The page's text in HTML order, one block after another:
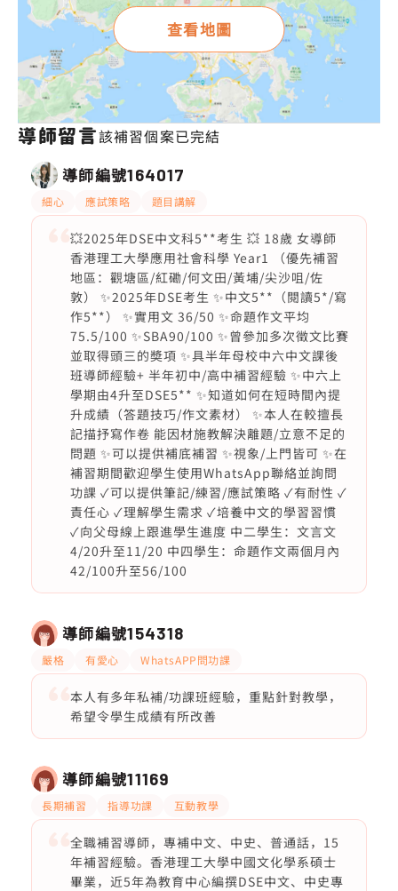
查看地圖
導師留言該補習個案已完結
導師編號164017
細心 應試策略 題目講解
💥2025年DSE中文科5**考生 💥 18歲 女導師
香港理工大學應用社會科學 Year1 （優先補習
地區：觀塘區/紅磡/何文田/黃埔/尖沙咀/佐
敦） ✨2025年DSE考生 ✨中文5**（閱讀5*/寫
作5**） ✨實用文 36/50 ✨命題作文平均
75.5/100 ✨SBA90/100 ✨曾參加多次徵文比賽
並取得頭三的奬項 ✨具半年母校中六中文課後
班導師經驗+ 半年初中/高中補習經驗 ✨中六上
學期由4升至DSE5** ✨知道如何在短時間內提
升成績（答題技巧/作文素材） ✨本人在較擅長
記描抒寫作卷 能因材施教解決離題/立意不足的
問題 ✨可以提供補底補習 ✨視象/上門皆可 ✨在
補習期間歡迎學生使用WhatsApp聯絡並詢問
功課 ✓可以提供筆記/練習/應試策略 ✓有耐性 ✓
責任心 ✓理解學生需求 ✓培養中文的學習習慣
✓向父母線上跟進學生進度 中二學生：文言文
4/20升至11/20 中四學生：命題作文兩個月內
42/100升至56/100
導師編號154318
嚴格 有愛心 WhatsAPP問功課
本人有多年私補/功課班經驗，重點針對教學，
希望令學生成績有所改善
導師編號11169
長期補習 指導功課 互動教學
全職補習導師，專補中文、中史、普通話，15
年補習經驗。香港理工大學中國文化學系碩士
畢業，近5年為教育中心編撰DSE中文、中史專